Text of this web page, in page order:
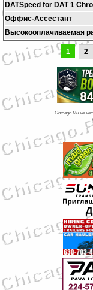
DATSpeed for DAT 1
Оффис-Ассестант
Высокооплачиваемая
1 2
Chicago.Ru не